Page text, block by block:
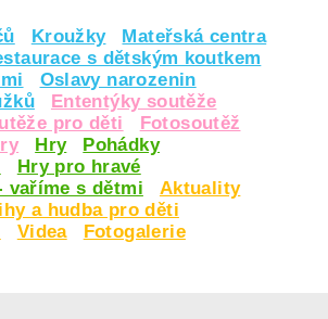
Kroužky
Mateřská centra
s dětským koutkem
Oslavy narozenin
Ententýky soutěže
pro děti
Fotosoutěž
Hry
Pohádky
Hry pro hravé
vaříme s dětmi
Aktuality
a hudba pro děti
Videa
Fotogalerie